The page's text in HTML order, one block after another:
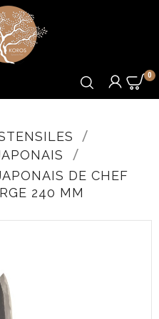
0
DE CHEF
240 MM